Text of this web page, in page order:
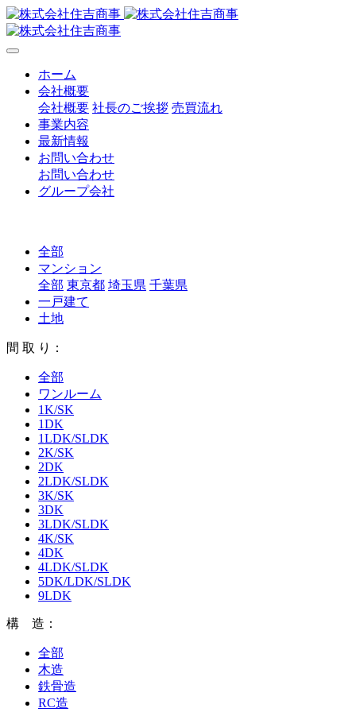
ホーム
会社概要
会社概要 社長のご挨拶 売買流れ
事業内容
最新情報
お問い合わせ
お問い合わせ
グループ会社
全部
マンション
全部 東京都 埼玉県 千葉県
一戸建て
土地
間 取 り：
全部
ワンルーム
1K/SK
1DK
1LDK/SLDK
2K/SK
2DK
2LDK/SLDK
3K/SK
3DK
3LDK/SLDK
4K/SK
4DK
4LDK/SLDK
5DK/LDK/SLDK
9LDK
構 造：
全部
木造
鉄骨造
RC造